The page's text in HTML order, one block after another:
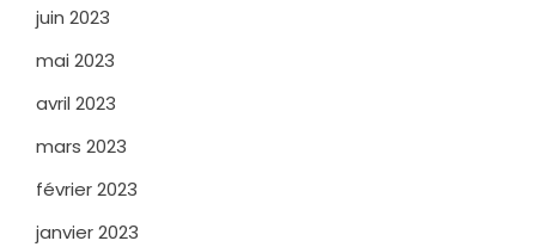
juin 2023
mai 2023
avril 2023
mars 2023
février 2023
janvier 2023